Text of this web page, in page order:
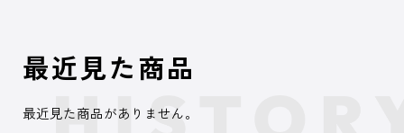
最近見た商品
最近見た商品がありません。